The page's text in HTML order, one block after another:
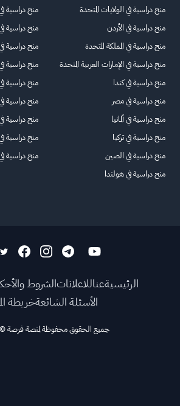
منح دراسية في الولايات المتحدة
منح دراسية في الأردن
منح دراسية في المملكة المتحدة
منح دراسية في الإمارات العربية المتحدة
منح دراسية في كندا
منح دراسية في مصر
منح دراسية في ألمانيا
منح دراسية في تركيا
منح دراسية في الصين
منح دراسية في هولندا
منح دراسية
منح دراسية
منح دراسية
منح دراسية
منح دراسية
منح دراسية
منح دراسية
منح دراسية
منح دراسية في
الرئيسيةعناللاعلاناتالشروط
الأسئلة الشائعةخريطة
جميع الحقوق محفوظة لمنصة فرصة©